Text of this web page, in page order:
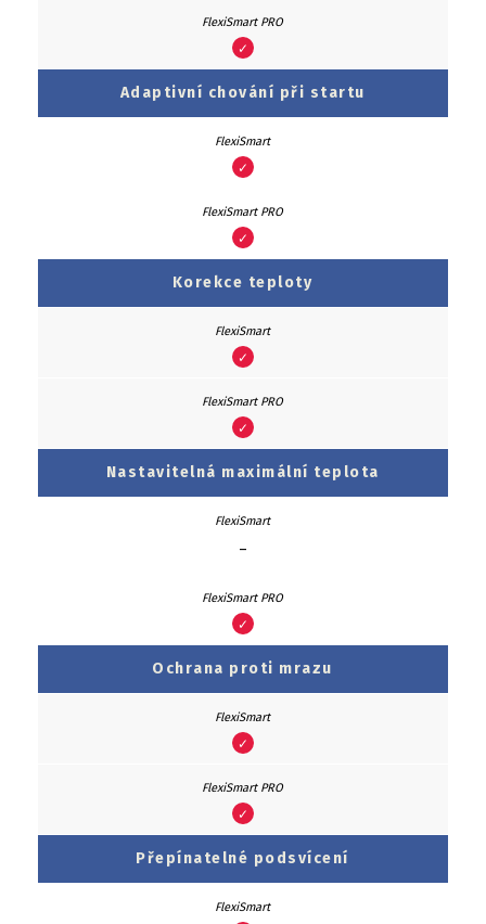
✓
Adaptivní chování při startu
✓
✓
Korekce teploty
✓
✓
Nastavitelná maximální teplota
–
✓
Ochrana proti mrazu
✓
✓
Přepínatelné podsvícení